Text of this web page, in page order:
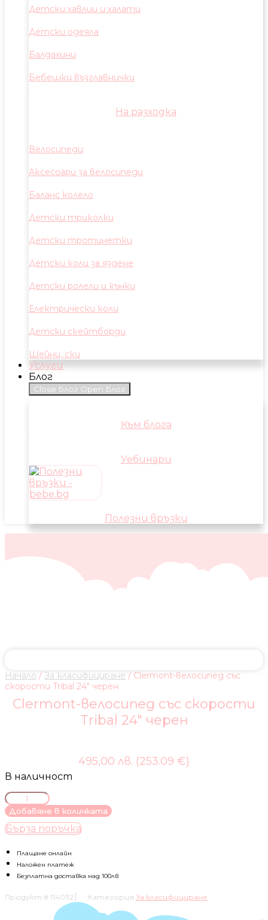
Детски хавлии и халати
Детски одеяла
Балдахини
Бебешки възглавнички
На разходка
Велосипеди
Аксесоари за велосипеди
Баланс колело
Детски триколки
Детски тротинетки
Детски коли за яздене
Детски ролели и кънки
Електрически коли
Детски скейтборди
Шейни, ски
Услуги
Блог
Close Блог Open Блог
Към блога
Уебинари
Полезни връзки
Начало / За класифициране / Clermont-велосипед със
скорости Tribal 24″ черен
Clermont-велосипед със скорости
Tribal 24″ черен
495,00 лв. (253.09 €)
В наличност
количество
за
Clermont-
велосипед
скорости
Tribal
24"
Добавяне в количката
Бърза поръчка
Плащане онлайн
Наложен платеж
Безплатна доставка над 100лв
Продукт # 114032 Категория За класифициране